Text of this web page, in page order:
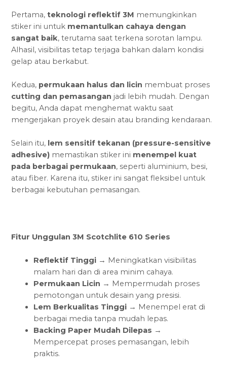
Pertama,teknologi reflektif 3M memungkinkan
stiker ini untuk memantulkan cahaya dengan
sangat baik, terutama saat terkena sorotan lampu.
Alhasil, visibilitas tetap terjaga bahkan dalam kondisi
gelap atau berkabut.
Kedua, permukaan halus dan licin membuat proses
cutting dan pemasangan jadi lebih mudah. Dengan
begitu, Anda dapat menghemat waktu saat
mengerjakan proyek desain atau branding kendaraan.
Selain itu, lem sensitif tekanan (pressure-sensitive
adhesive) memastikan stiker ini menempel kuat
pada berbagai permukaan, seperti aluminium, besi,
atau fiber. Karena itu, stiker ini sangat fleksibel untuk
berbagai kebutuhan pemasangan.
Fitur Unggulan 3M Scotchlite 610 Series
Reflektif Tinggi → Meningkatkan visibilitas
malam hari dan di area minim cahaya.
Permukaan Licin → Mempermudah proses
pemotongan untuk desain yang presisi.
Lem Berkualitas Tinggi → Menempel erat di
berbagai media tanpa mudah lepas.
Backing Paper Mudah Dilepas →
Mempercepat proses pemasangan, lebih
praktis.